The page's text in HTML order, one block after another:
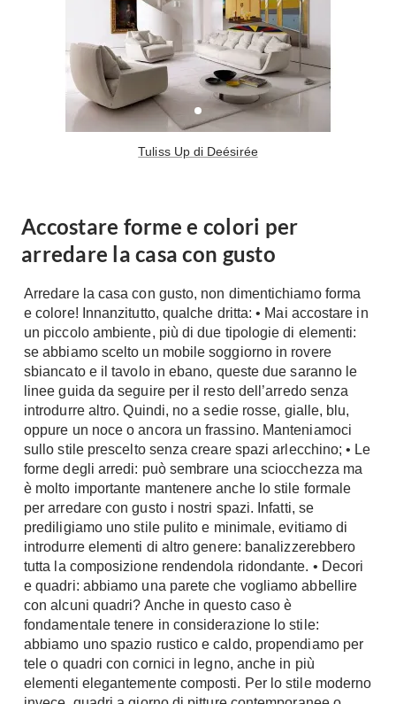
Materassi
Lattice
Memory Foam
Reti Letto
Cuscini
Consigli materassi
Arredo Bagno
Sanitari
Idromassaggio
Accessori Bagno
Rubinetteria
Vasche da Bagno
Giardino
Arredo giardino
Tende da sole
Gazebo
A Chiocciola
Scale Interni
Ringhiere
Rivestimenti
Laminato
Moquette
Carta da parati
Pavimenti esterni
Fai da Te
Fai da te in giardino
Il fai da te in bagno
Casa fai da te
Bricolage
Tuliss Up di Deésirée
Accostare forme e colori per
arredare la casa con gusto
Arredare la casa con gusto, non dimentichiamo forma
e colore! Innanzitutto, qualche dritta: • Mai accostare in
un piccolo ambiente, più di due tipologie di elementi:
se abbiamo scelto un mobile soggiorno in rovere
sbiancato e il tavolo in ebano, queste due saranno le
linee guida da seguire per il resto dell’arredo senza
introdurre altro. Quindi, no a sedie rosse, gialle, blu,
oppure un noce o ancora un frassino. Manteniamoci
sullo stile prescelto senza creare spazi arlecchino; • Le
forme degli arredi: può sembrare una sciocchezza ma
è molto importante mantenere anche lo stile formale
per arredare con gusto i nostri spazi. Infatti, se
prediligiamo uno stile pulito e minimale, evitiamo di
introdurre elementi di altro genere: banalizzerebbero
tutta la composizione rendendola ridondante. • Decori
e quadri: abbiamo una parete che vogliamo abbellire
con alcuni quadri? Anche in questo caso è
fondamentale tenere in considerazione lo stile:
abbiamo uno spazio rustico e caldo, propendiamo per
tele o quadri con cornici in legno, anche in più
elementi elegantemente composti. Per lo stile moderno